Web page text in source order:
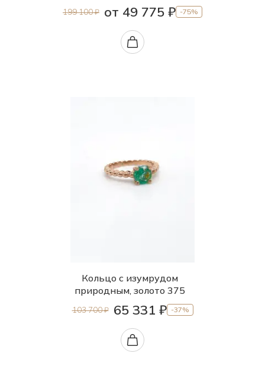
199 100 ₽ от 49 775 ₽ -75%
Кольцо с изумрудом
природным, золото 375
103 700 ₽ 65 331 ₽ -37%